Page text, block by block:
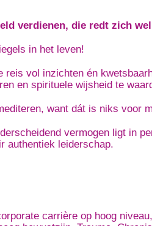
verdienen, die redt zich
in het leven!
reis vol inzichten én
en spirituele wijsheid te
want dát is niks voor
vermogen ligt in
authentiek leiderschap.
carrière op hoog